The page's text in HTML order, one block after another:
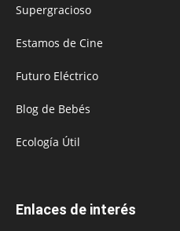
Supergracioso
Estamos de Cine
Futuro Eléctrico
Blog de Bebés
Ecología Útil
Enlaces de interés